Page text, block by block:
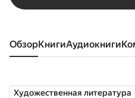
Обзор книги аудиокниги
Художественная литература